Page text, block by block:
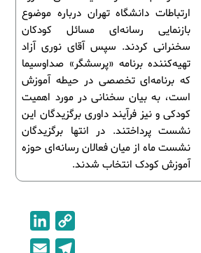
ارتباطات دانشگاه تهران درباره موضوع
بازنمایی رسانه‌ای مسائل کودکان
سخنرانی کردند. سپس آقای نوری آزاد
تهیه‌کننده برنامه «پرسشگر» صداوسیما
که برنامه‌ای تخصصی در حیطه آموزش
است، به بیان سخنانی در مورد اهمیت
کودکی و نیز فرآیند داوری برگزیدگان این
نشست پرداختند. در انتها برگزیدگان
نشست ماه از میان فعالان رسانه‌ای حوزه
آموزش کودک انتخاب شدند.
o
i